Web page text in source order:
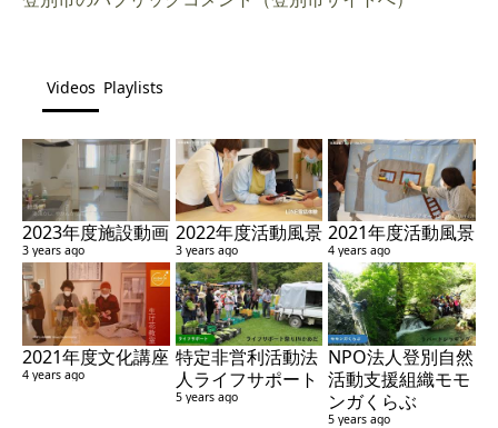
Videos Playlists
2023年度施設動画
3 years ago
2022年度活動風景
3 years ago
2021年度活動風景
4 years ago
2021年度文化講座
4 years ago
特定非営利活動法
人ライフサポート
5 years ago
NPO法人登別自然
活動支援組織モモ
ンガくらぶ
5 years ago